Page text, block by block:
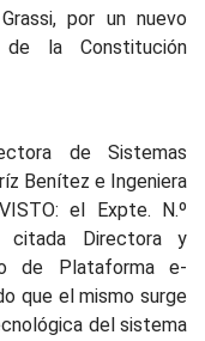
por un nuevo
la Constitución
de Sistemas
Benítez e Ingeniera
el Expte. N.º
Directora y
de Plataforma e-
que el mismo surge
del sistema